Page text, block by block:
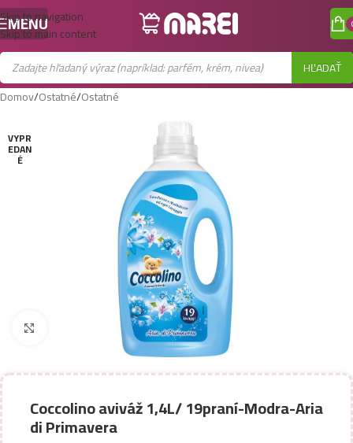
Skip to navigation
Skip to main content
MENU
HĽADAŤ
Domov/Ostatné/Ostatné
VYPR
EDAN
É
Zobraziť väčší obrázok
Coccolino aviváž 1,4L/ 19praní-Modra-Aria
di Primavera